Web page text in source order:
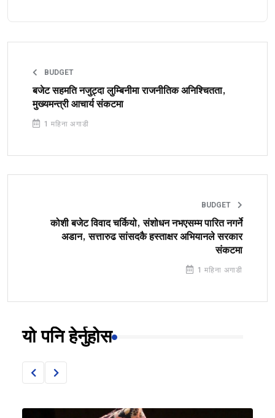
BUDGET
बजेट सहमति नजुट्दा लुम्बिनीमा राजनीतिक अनिश्चितता,
मुख्यमन्त्री आचार्य संकटमा
1 महिना अगाडी
BUDGET
कोशी बजेट विवाद चर्कियो, संशोधन नभएसम्म पारित नगर्ने
अडान, सत्तारुढ सांसदकै हस्ताक्षर अभियानले सरकार
संकटमा
1 महिना अगाडी
यो पनि हेर्नुहोस